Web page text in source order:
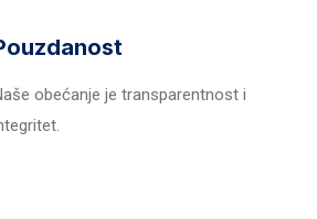
obećanje je transparentnost i